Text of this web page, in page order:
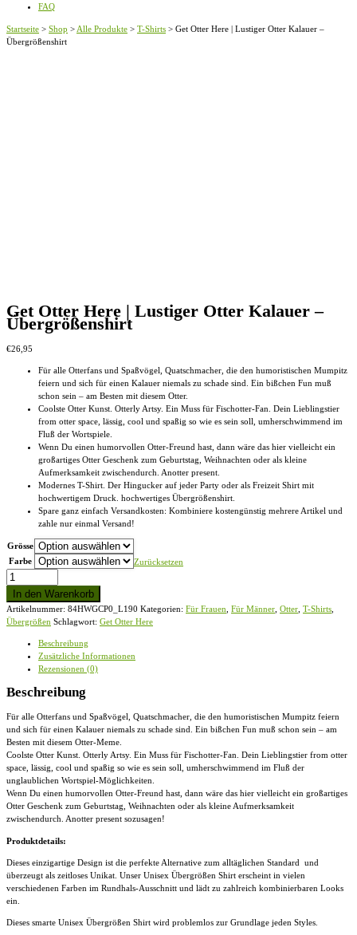
FAQ
Startseite > Shop > Alle Produkte > T-Shirts > Get Otter Here | Lustiger Otter Kalauer –
Übergrößenshirt
Get Otter Here | Lustiger Otter Kalauer –
Übergrößenshirt
€26,95
Für alle Otterfans und Spaßvögel, Quatschmacher, die den humoristischen Mumpitz
feiern und sich für einen Kalauer niemals zu schade sind. Ein bißchen Fun muß
schon sein – am Besten mit diesem Otter.
Coolste Otter Kunst. Otterly Artsy. Ein Muss für Fischotter-Fan. Dein Lieblingstier
from otter space, lässig, cool und spaßig so wie es sein soll, umherschwimmend im
Fluß der Wortspiele.
Wenn Du einen humorvollen Otter-Freund hast, dann wäre das hier vielleicht ein
großartiges Otter Geschenk zum Geburtstag, Weihnachten oder als kleine
Aufmerksamkeit zwischendurch. Anotter present.
Modernes T-Shirt. Der Hingucker auf jeder Party oder als Freizeit Shirt mit
hochwertigem Druck. hochwertiges Übergrößenshirt.
Spare ganz einfach Versandkosten: Kombiniere kostengünstig mehrere Artikel und
zahle nur einmal Versand!
Grösse
Farbe
Zurücksetzen
Get
Otter
Here
|
Lustiger
Menge
In den Warenkorb
Artikelnummer: 84HWGCP0_L190 Kategorien: Für Frauen Für Männer Otter T-Shirts
Übergrößen Schlagwort: Get Otter Here
Beschreibung
Zusätzliche Informationen
Rezensionen (0)
Beschreibung
Für alle Otterfans und Spaßvögel, Quatschmacher, die den humoristischen Mumpitz feiern
und sich für einen Kalauer niemals zu schade sind. Ein bißchen Fun muß schon sein – am
Besten mit diesem Otter-Meme.
Coolste Otter Kunst. Otterly Artsy. Ein Muss für Fischotter-Fan. Dein Lieblingstier from otter
space, lässig, cool und spaßig so wie es sein soll, umherschwimmend im Fluß der
unglaublichen Wortspiel-Möglichkeiten.
Wenn Du einen humorvollen Otter-Freund hast, dann wäre das hier vielleicht ein großartiges
Otter Geschenk zum Geburtstag, Weihnachten oder als kleine Aufmerksamkeit
zwischendurch. Anotter present sozusagen!
Produktdetails:
Dieses einzigartige Design ist die perfekte Alternative zum alltäglichen Standard und
überzeugt als zeitloses Unikat. Unser Unisex Übergrößen Shirt erscheint in vielen
verschiedenen Farben im Rundhals-Ausschnitt und lädt zu zahlreich kombinierbaren Looks
ein.
Dieses smarte Unisex Übergrößen Shirt wird problemlos zur Grundlage jeden Styles.